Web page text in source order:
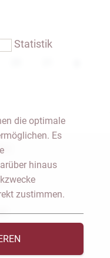
Statistik
die optimale
Es
hinaus
zustimmen.